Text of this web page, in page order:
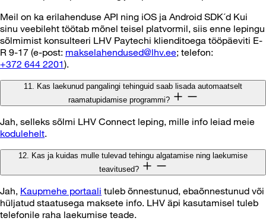
Meil on ka erilahenduse API ning iOS ja Android SDK´d Kui
sinu veebileht töötab mõnel teisel platvormil, siis enne lepingu
sõlmimist konsulteeri LHV Paytechi klienditoega tööpäeviti E-
R 9-17 (e-post: makselahendused@lhv.ee; telefon:
+372 644 2201).
11. Kas laekunud pangalingi tehinguid saab lisada automaatselt
raamatupidamise programmi?
Jah, selleks sõlmi LHV Connect leping, mille info leiad meie
kodulehelt.
12. Kas ja kuidas mulle tulevad tehingu algatamise ning laekumise
teavitused?
Jah, Kaupmehe portaali tuleb õnnestunud, ebaõnnestunud või
hüljatud staatusega maksete info. LHV äpi kasutamisel tuleb
telefonile raha laekumise teade.